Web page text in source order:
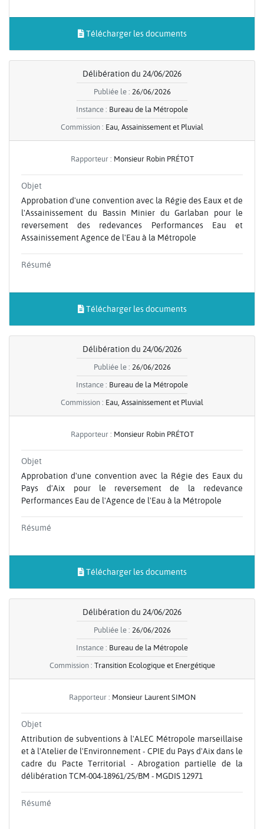
Télécharger les documents
Délibération du 24/06/2026
Publiée le : 26/06/2026
Instance : Bureau de la Métropole
Commission : Eau, Assainissement et Pluvial
Rapporteur : Monsieur Robin PRÉTOT
Objet
Approbation d'une convention avec la Régie des Eaux et de
l'Assainissement du Bassin Minier du Garlaban pour le
reversement des redevances Performances Eau et
Assainissement Agence de l'Eau à la Métropole
Résumé
Télécharger les documents
Délibération du 24/06/2026
Publiée le : 26/06/2026
Instance : Bureau de la Métropole
Commission : Eau, Assainissement et Pluvial
Rapporteur : Monsieur Robin PRÉTOT
Objet
Approbation d'une convention avec la Régie des Eaux du
Pays d'Aix pour le reversement de la redevance
Performances Eau de l'Agence de l'Eau à la Métropole
Résumé
Télécharger les documents
Délibération du 24/06/2026
Publiée le : 26/06/2026
Instance : Bureau de la Métropole
Commission : Transition Ecologique et Energétique
Rapporteur : Monsieur Laurent SIMON
Objet
Attribution de subventions à l'ALEC Métropole marseillaise
et à l'Atelier de l'Environnement - CPIE du Pays d'Aix dans le
cadre du Pacte Territorial - Abrogation partielle de la
délibération TCM-004-18961/25/BM - MGDIS 12971
Résumé